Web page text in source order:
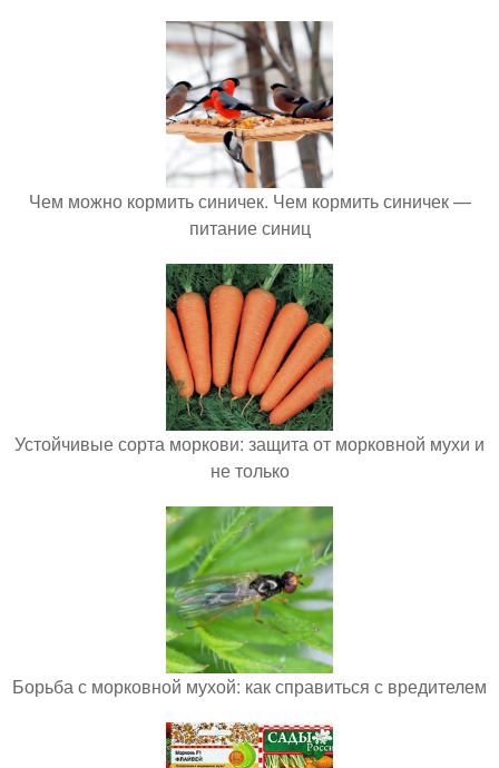
Чем можно кормить синичек. Чем кормить синичек —
питание синиц
Устойчивые сорта моркови: защита от морковной мухи и
не только
Борьба с морковной мухой: как справиться с вредителем